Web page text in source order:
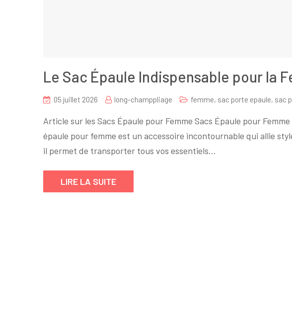
Le Sac Épaule Indispensable pour la
05 juillet 2026 long-champpliage femme, sac porte epaule, sac
Article sur les Sacs Épaule pour Femme Sacs Épaule pour
épaule pour femme est un accessoire incontournable qui allie
il permet de transporter tous vos essentiels…
LIRE LA SUITE